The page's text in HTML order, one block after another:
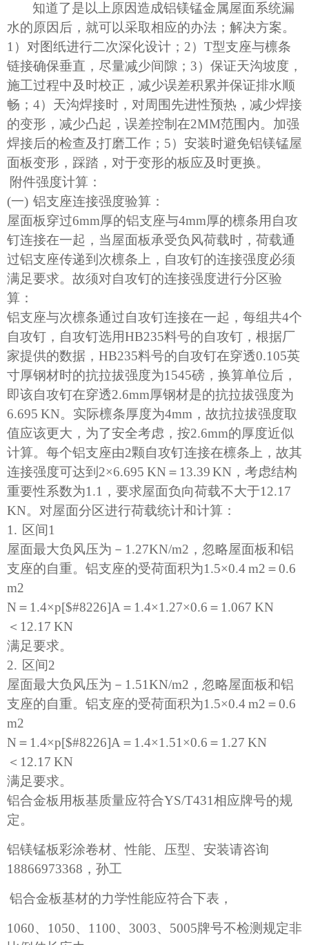
知道了是以上原因造成铝镁锰金属屋面系统漏
水的原因后，就可以采取相应的办法；解决方案。
1）对图纸进行二次深化设计；2）T型支座与檩条
链接确保垂直，尽量减少间隙； 3）保证天沟坡度，
施工过程中及时校正，减少误差积累并保证排水顺
畅；4）天沟焊接时，对周围先进性预热，减少焊接
的变形，减少凸起，误差控制在2MM范围内。加强
焊接后的检查及打磨工作；5）安装时避免铝镁锰屋
面板变形，踩踏，对于变形的板应及时更换。
附件强度计算：
(一) 铝支座连接强度验算：
屋面板穿过6mm厚的铝支座与4mm厚的檩条用自攻
钉连接在一起，当屋面板承受负风荷载时，荷载通
过铝支座传递到次檩条上，自攻钉的连接强度必须
满足要求。故须对自攻钉的连接强度进行分区验
算：
铝支座与次檩条通过自攻钉连接在一起，每组共4个
自攻钉，自攻钉选用HB235料号的自攻钉，根据厂
家提供的数据， HB235料号的自攻钉在穿透0.105英
寸厚钢材时的抗拉拔强度为1545磅，换算单位后，
即该自攻钉在穿透2.6mm厚钢材是的抗拉拔强度为
6.695 KN。实际檩条厚度为4mm ，故抗拉拔强度取
值应该更大，为了安全考虑，按2.6mm的厚度近似
计算。每个铝支座由2颗自攻钉连接在檩条上，故其
连接强度可达到 2×6.695 KN ＝ 13.39 KN ，考虑结构
重要性系数为1.1 ，要求屋面负向荷载不大于12.17
KN。对屋面分区进行荷载统计和计算：
1. 区间1
屋面最大负风压为－ 1.27KN/m2 ，忽略屋面板和铝
支座的自重。铝支座的受荷面积为1.5×0.4 m2 ＝0.6
m2
N ＝ 1.4×p[$#8226]A ＝ 1.4×1.27×0.6 ＝ 1.067 KN
＜ 12.17 KN
满足要求。
2. 区间2
屋面最大负风压为－ 1.51KN/m2 ，忽略屋面板和铝
支座的自重。铝支座的受荷面积为1.5×0.4 m2 ＝0.6
m2
N ＝ 1.4×p[$#8226]A ＝ 1.4×1.51 ×0.6 ＝ 1.27 KN
＜ 12.17 KN
满足要求。
铝合金板用板基质量应符合YS/T431相应牌号的规
定。
铝镁锰板彩涂卷材、性能、压型、安装请咨询
18866973368 ，孙工
铝合金板基材的力学性能应符合下表，
1060、1050、1100、3003、5005牌号不检测规定非